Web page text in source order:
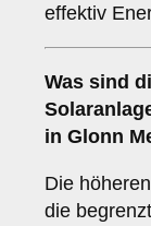
effektiv
Was sind
in Glonn
Die
die